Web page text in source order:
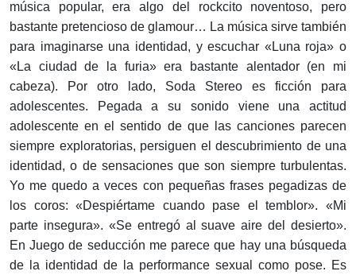
música popular, era algo del rockcito noventoso, pero
bastante pretencioso de glamour… La música sirve también
para imaginarse una identidad, y escuchar «Luna roja» o
«La ciudad de la furia» era bastante alentador (en mi
cabeza). Por otro lado, Soda Stereo es ficción para
adolescentes. Pegada a su sonido viene una actitud
adolescente en el sentido de que las canciones parecen
siempre exploratorias, persiguen el descubrimiento de una
identidad, o de sensaciones que son siempre turbulentas.
Yo me quedo a veces con pequeñas frases pegadizas de
los coros: «Despiértame cuando pase el temblor». «Mi
parte insegura». «Se entregó al suave aire del desierto».
En Juego de seducción me parece que hay una búsqueda
de la identidad de la performance sexual como pose. Es